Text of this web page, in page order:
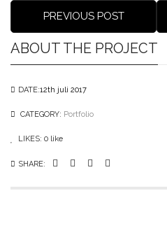
PREVIOUS POST
ABOUT THE PROJECT
DATE:12th juli 2017
CATEGORY: Portfolio
LIKES: 0 like
SHARE: